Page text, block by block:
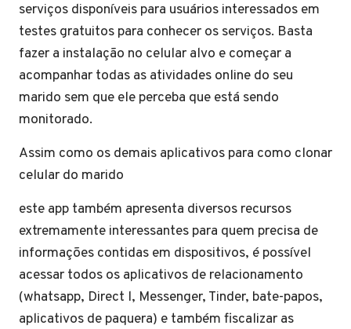
serviços disponíveis para usuários interessados em
testes gratuitos para conhecer os serviços. Basta
fazer a instalação no celular alvo e começar a
acompanhar todas as atividades online do seu
marido sem que ele perceba que está sendo
monitorado.
Assim como os demais aplicativos para como clonar
celular do marido
este app também apresenta diversos recursos
extremamente interessantes para quem precisa de
informações contidas em dispositivos, é possível
acessar todos os aplicativos de relacionamento
(whatsapp, Direct l, Messenger, Tinder, bate-papos,
aplicativos de paquera) e também fiscalizar as